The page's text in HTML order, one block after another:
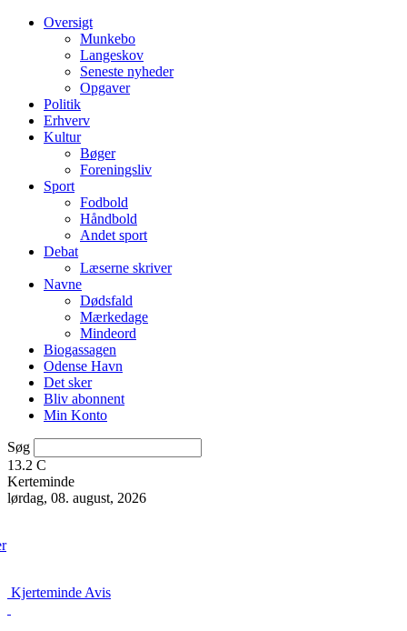
Oversigt
Munkebo
Langeskov
Seneste nyheder
Opgaver
Politik
Erhverv
Kultur
Bøger
Foreningsliv
Sport
Fodbold
Håndbold
Andet sport
Debat
Læserne skriver
Navne
Dødsfald
Mærkedage
Mindeord
Biogassagen
Odense Havn
Det sker
Bliv abonnent
Min Konto
Søg
13.2 C
Kerteminde
lørdag, 08. august, 2026
Kjerteminde Avis